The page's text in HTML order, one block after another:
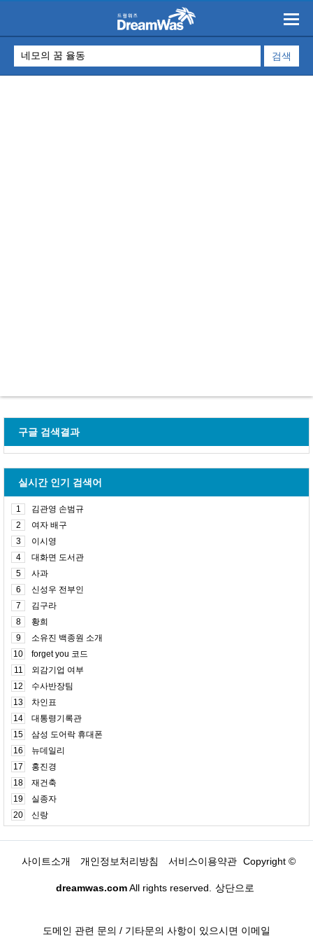
구글 검색결과
실시간 인기 검색어
1
김관영 손범규
2
여자 배구
3
이시영
4
대화면 도서관
5
사과
6
신성우 전부인
7
김구라
8
황희
9
소유진 백종원 소개
10
forget you 코드
11
외감기업 여부
12
수사반장팀
13
차인표
14
대통령기록관
15
삼성 도어락 휴대폰
16
뉴데일리
17
홍진경
18
재건축
19
실종자
20
신랑
사이트소개 개인정보처리방침 서비스이용약관 Copyright ©
dreamwas.comAll rights reserved. 상단으로
도메인 관련 문의 / 기타문의 사항이 있으시면 이메일